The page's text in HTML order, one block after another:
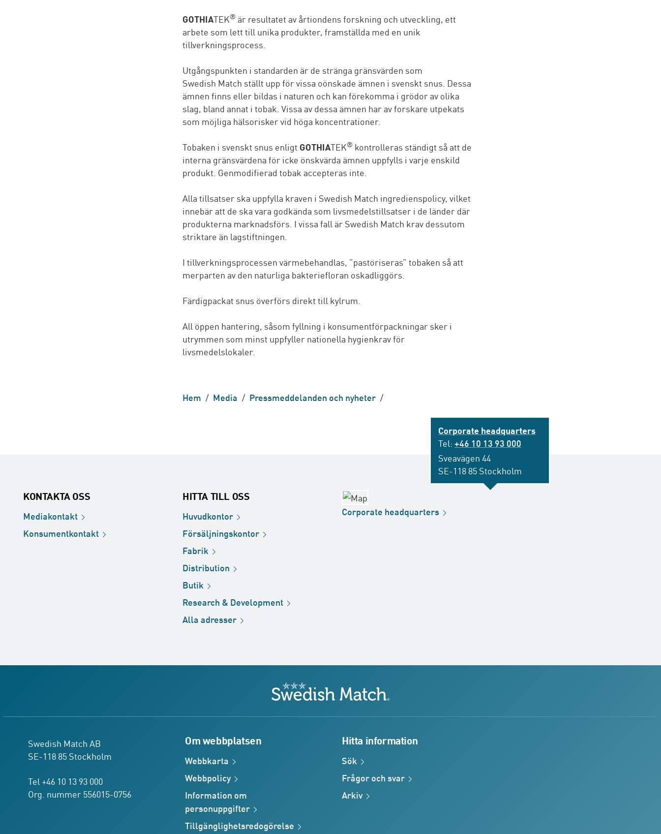
GOTHIATEK® är resultatet av årtiondens forskning och utveckling, ett
arbete som lett till unika produkter, framställda med en unik
tillverkningsprocess.
Utgångspunkten i standarden är de stränga gränsvärden som
Swedish Match ställt upp för vissa oönskade ämnen i svenskt snus. Dessa
ämnen finns eller bildas i naturen och kan förekomma i grödor av olika
slag, bland annat i tobak. Vissa av dessa ämnen har av forskare utpekats
som möjliga hälsorisker vid höga koncentrationer.
Tobaken i svenskt snus enligt GOTHIATEK® kontrolleras ständigt så att de
interna gränsvärdena för icke önskvärda ämnen uppfylls i varje enskild
produkt. Genmodifierad tobak accepteras inte.
Alla tillsatser ska uppfylla kraven i Swedish Match ingredienspolicy, vilket
innebär att de ska vara godkända som livsmedelstillsatser i de länder där
produkterna marknadsförs. I vissa fall är Swedish Match krav dessutom
striktare än lagstiftningen.
I tillverkningsprocessen värmebehandlas, ”pastöriseras” tobaken så att
merparten av den naturliga bakteriefloran oskadliggörs.
Färdigpackat snus överförs direkt till kylrum.
All öppen hantering, såsom fyllning i konsumentförpackningar sker i
utrymmen som minst uppfyller nationella hygienkrav för
livsmedelslokaler.
Hem / Media / Pressmeddelanden och nyheter /
KONTAKTA OSS
Mediakontakt
Konsumentkontakt
HITTA TILL OSS
Huvudkontor
Försäljningskontor
Fabrik
Distribution
Butik
Research & Development
Allaadresser
Corporate headquarters
Tel: +46 10 13 93 000
Sveavägen 44
SE-118 85 Stockholm
Corporate headquarters
Swedish Match
Swedish Match AB
SE-118 85 Stockholm
Tel +46 10 13 93 000
Org. nummer 556015-0756
Om webbplatsen
Webbkarta
Webbpolicy
Information om
personuppgifter
Tillgänglighetsredogörelse
Hitta information
Sök
Frågor ochsvar
Arkiv